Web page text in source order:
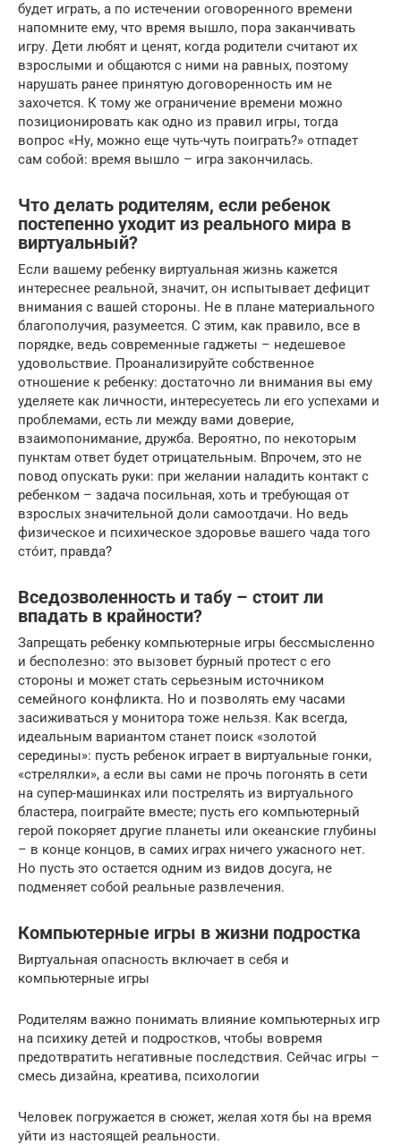
будет играть, а по истечении оговоренного времени
напомните ему, что время вышло, пора заканчивать
игру. Дети любят и ценят, когда родители считают их
взрослыми и общаются с ними на равных, поэтому
нарушать ранее принятую договоренность им не
захочется. К тому же ограничение времени можно
позиционировать как одно из правил игры, тогда
вопрос «Ну, можно еще чуть-чуть поиграть?» отпадет
сам собой: время вышло – игра закончилась.
Что делать родителям, если ребенок
постепенно уходит из реального мира в
виртуальный?
Если вашему ребенку виртуальная жизнь кажется
интереснее реальной, значит, он испытывает дефицит
внимания с вашей стороны. Не в плане материального
благополучия, разумеется. С этим, как правило, все в
порядке, ведь современные гаджеты – недешевое
удовольствие. Проанализируйте собственное
отношение к ребенку: достаточно ли внимания вы ему
уделяете как личности, интересуетесь ли его успехами и
проблемами, есть ли между вами доверие,
взаимопонимание, дружба. Вероятно, по некоторым
пунктам ответ будет отрицательным. Впрочем, это не
повод опускать руки: при желании наладить контакт с
ребенком – задача посильная, хоть и требующая от
взрослых значительной доли самоотдачи. Но ведь
физическое и психическое здоровье вашего чада того
стóит, правда?
Вседозволенность и табу – стоит ли
впадать в крайности?
Запрещать ребенку компьютерные игры бессмысленно
и бесполезно: это вызовет бурный протест с его
стороны и может стать серьезным источником
семейного конфликта. Но и позволять ему часами
засиживаться у монитора тоже нельзя. Как всегда,
идеальным вариантом станет поиск «золотой
середины»: пусть ребенок играет в виртуальные гонки,
«стрелялки», а если вы сами не прочь погонять в сети
на супер-машинках или пострелять из виртуального
бластера, поиграйте вместе; пусть его компьютерный
герой покоряет другие планеты или океанские глубины
– в конце концов, в самих играх ничего ужасного нет.
Но пусть это остается одним из видов досуга, не
подменяет собой реальные развлечения.
Компьютерные игры в жизни подростка
Виртуальная опасность включает в себя и
компьютерные игры
Родителям важно понимать влияние компьютерных игр
на психику детей и подростков, чтобы вовремя
предотвратить негативные последствия. Сейчас игры –
смесь дизайна, креатива, психологии
Человек погружается в сюжет, желая хотя бы на время
уйти из настоящей реальности.